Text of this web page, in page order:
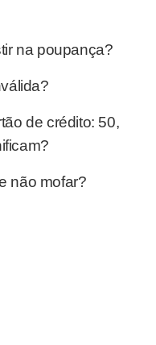
na poupança?
de crédito: 50,
não mofar?